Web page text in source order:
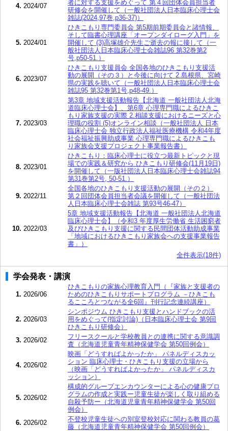
4. 2024/07
者に対する支援をめぐって 第４回団体会員担当者
研修会を開催して（一般社団法人日本臨床心理士会
雑誌(2024,97巻,p36-37)）
5. 2024/01
ひきこもり専門委員会 第5期前期委員会と諸情報、
そして臨書心理講座「オープンダイローグ入門」を
開催して (3)高塚雄介先生ご逝去の報に接して（一
般社団法人日本臨床心理士会雑誌96 第32巻第2
号,p50-51.）
6. 2023/07
ひきこもり支援員会 全国各地のひきこもり支援活
動の展開（その３）と今後に向けて 2.島根県、宮崎
県の実践を聴いて（一般社団法人日本臨床心理士会
雑誌95 第32巻第1号,p48-49.）
7. 2023/03
第3章 地域支援活動報告【北海道 一般社団法人北海
道臨床心理士会】、第6章 心理専門職によるひきこ
もり家族支援の実際 2.相談支援におけるニーズと心
理職の役割 (5)オンライン相談（一般社団法人 日本
臨床心理士会 独立行政法人福祉医療機構 令和4年度
社会福祉振興助成事業 心理専門職によるひきこも
り家族会支援プロジェクト事業報告書）
8. 2023/01
ひきこもり：臨床心理士に役立つ最新トピックと現
場での実践＆研究から ひきこもり研修会(11月19日)
を開催して（一版社団法人日本臨床心理士会雑誌94
第31巻第2号, 50-51.）
9. 2022/11
全国各地のひきこもり支援活動の展開（その２）
第２回団体会員担当者会議を開催して（一般社団法
人日本臨床心理士会雑誌 第93号46-47）
10. 2022/03
5章 地域支援活動報告【北海道 一般社団法人北海道
臨床心理士会】（令和3 年度厚生労働省 生活困窮者
及びひきこもり支援に関する民間団体活動助成事業
「地域におけるひきこもり家族会への支援事業報告
書」）
全件表示(18件)
学会発表・講演
1. 2026/06
ひきこもりの家族心理教育入門（『家族と支援者の
ためのひきこもりサポートプログラム －ひきこも
るこころとつながる全6回』刊行記念連続講座）
2. 2026/03
シンポジウム ひきこもり支援とハンドブックの活
用をめぐって(指定討論)（日本臨床心理士会 第9回
ひきこもり研修会）
3. 2026/02
フリースクールと学校教員との連携に関する意識調
査（北海道児童青年精神保健学会 第50回例会）
4. 2026/02
映画「どうすればよかったか」 パネルディスカッ
ション 臨床心理士・ひきこもり支援の立場から
（映画「どうすればよかったか」 パネルディスカ
ッション）
5. 2026/02
構成的グループエンカウンターによる心の健康プロ
グラムの作成と実践ー児童生徒が楽しく取り組める
自殺予防ー（北海道児童青年精神保健学会 第50回
例会）
6. 2026/02
不登校児童生徒への別室登校対応に関わる教員の葛
藤（北海道児童青年精神保健学会 第50回例会）